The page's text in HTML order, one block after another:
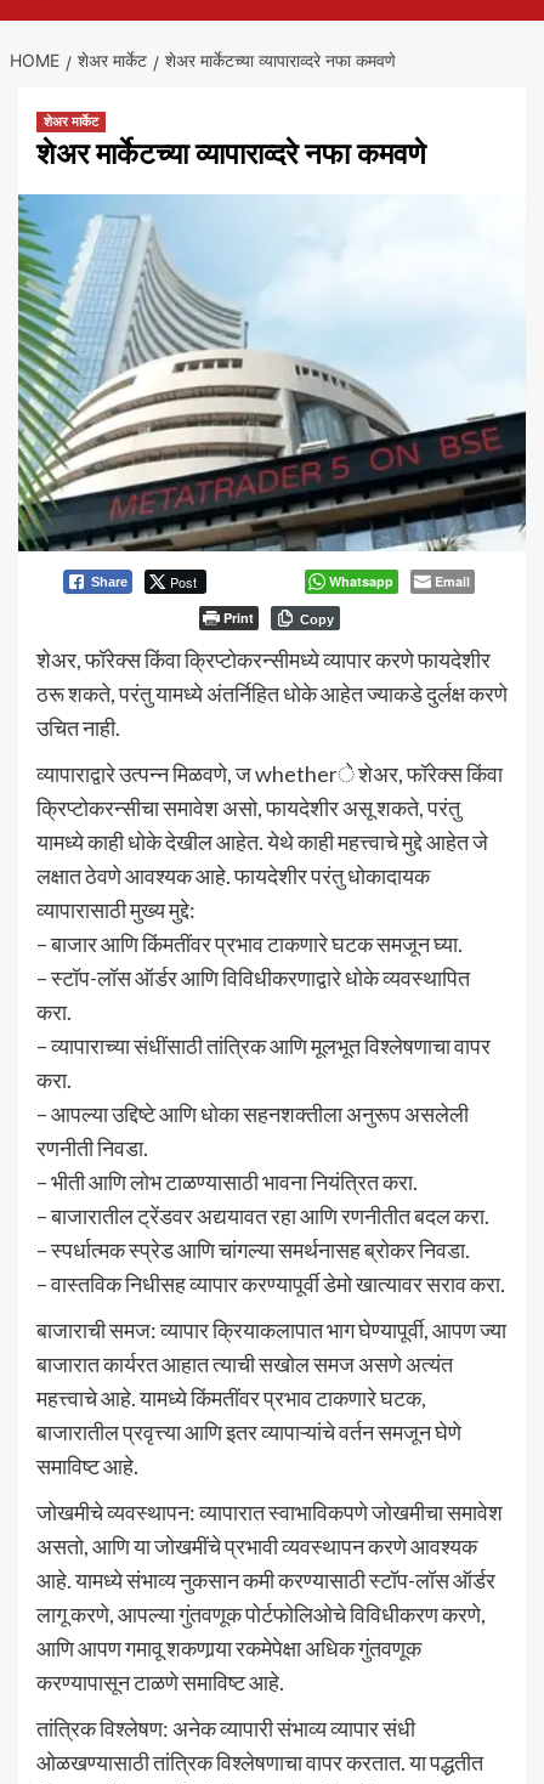
HOME शेअर मार्केट शेअर मार्केटच्या व्यापाराव्दरे नफा कमवणे
शेअर मार्केट
शेअर मार्केटच्या व्यापाराव्दरे नफा कमवणे
Share Post Whatsapp
Email
Print
Copy
शेअर, फॉरेक्स किंवा क्रिप्टोकरन्सीमध्ये व्यापार करणे फायदेशीर
ठरू शकते, परंतु यामध्ये अंतर्निहित धोके आहेत ज्याकडे दुर्लक्ष करणे
उचित नाही.
व्यापाराद्वारे उत्पन्न मिळवणे, ज whetherे शेअर, फॉरेक्स किंवा
क्रिप्टोकरन्सीचा समावेश असो, फायदेशीर असू शकते, परंतु
यामध्ये काही धोके देखील आहेत. येथे काही महत्त्वाचे मुद्दे आहेत जे
लक्षात ठेवणे आवश्यक आहे. फायदेशीर परंतु धोकादायक
व्यापारासाठी मुख्य मुद्दे:
– बाजार आणि किंमतींवर प्रभाव टाकणारे घटक समजून घ्या.
– स्टॉप-लॉस ऑर्डर आणि विविधीकरणाद्वारे धोके व्यवस्थापित
करा.
– व्यापाराच्या संधींसाठी तांत्रिक आणि मूलभूत विश्लेषणाचा वापर
करा.
– आपल्या उद्दिष्टे आणि धोका सहनशक्तीला अनुरूप असलेली
रणनीती निवडा.
– भीती आणि लोभ टाळण्यासाठी भावना नियंत्रित करा.
– बाजारातील ट्रेंडवर अद्ययावत रहा आणि रणनीतीत बदल करा.
– स्पर्धात्मक स्प्रेड आणि चांगल्या समर्थनासह ब्रोकर निवडा.
– वास्तविक निधीसह व्यापार करण्यापूर्वी डेमो खात्यावर सराव करा.
बाजाराची समज: व्यापार क्रियाकलापात भाग घेण्यापूर्वी, आपण ज्या
बाजारात कार्यरत आहात त्याची सखोल समज असणे अत्यंत
महत्त्वाचे आहे. यामध्ये किंमतींवर प्रभाव टाकणारे घटक,
बाजारातील प्रवृत्त्या आणि इतर व्यापाऱ्यांचे वर्तन समजून घेणे
समाविष्ट आहे.
जोखमीचे व्यवस्थापन: व्यापारात स्वाभाविकपणे जोखमीचा समावेश
असतो, आणि या जोखमींचे प्रभावी व्यवस्थापन करणे आवश्यक
आहे. यामध्ये संभाव्य नुकसान कमी करण्यासाठी स्टॉप-लॉस ऑर्डर
लागू करणे, आपल्या गुंतवणूक पोर्टफोलिओचे विविधीकरण करणे,
आणि आपण गमावू शकणार्‍या रकमेपेक्षा अधिक गुंतवणूक
करण्यापासून टाळणे समाविष्ट आहे.
तांत्रिक विश्लेषण: अनेक व्यापारी संभाव्य व्यापार संधी
ओळखण्यासाठी तांत्रिक विश्लेषणाचा वापर करतात. या पद्धतीत